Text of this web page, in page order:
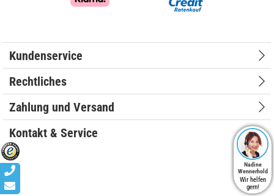
Kundenservice
Rechtliches
Zahlung und Versand
Kontakt & Service
Nadine
Wennerhold
Wir helfen
gern!